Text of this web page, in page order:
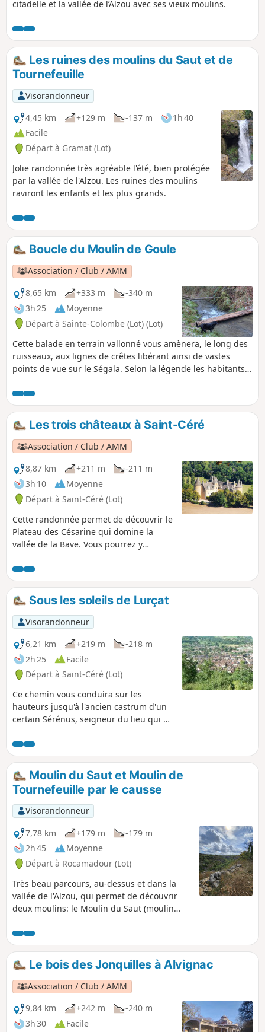
citadelle et la vallée de l’Alzou avec ses vieux moulins.
Les ruines des moulins du Saut et de
Tournefeuille
Visorandonneur
4,45 km
+129 m -137 m
1h 40
Facile
Départ à Gramat (Lot)
Jolie randonnée très agréable l'été, bien protégée
par la vallée de l'Alzou. Les ruines des moulins
raviront les enfants et les plus grands.
Boucle du Moulin de Goule
Association / Club / AMM
8,65 km
+333 m
-340 m
3h 25
Moyenne
Départ à Sainte-Colombe (Lot) (Lot)
Cette balade en terrain vallonné vous amènera, le long des
ruisseaux, aux lignes de crêtes libérant ainsi de vastes
points de vue sur le Ségala. Selon la légende les habitants
marteau dans le ciel. Une colombe l'attrapa en vol puis le
laissa tomber. La réponse était donc venue du ciel. L'image
de la colombe a souvent été reprise par la commune, elle
apparaît sur les vitraux portant un rameau ainsi que sur les
angles du clocher.
Les trois châteaux à Saint-Céré
Association / Club / AMM
8,87 km
+211 m
-211 m
3h 10
Moyenne
Départ à Saint-Céré (Lot)
Cette randonnée permet de découvrir le
Plateau des Césarine qui domine la
vallée de la Bave. Vous pourrez y
Les Tours de Saint-Laurent, Castelnau-
Bretenoux et Montal. Vous marcherez
entre Causse calcaire et Ségala, terre de
châtaigniers.
Sous les soleils de Lurçat
Visorandonneur
6,21 km
+219 m
-218 m
2h 25
Facile
Départ à Saint-Céré (Lot)
Ce chemin vous conduira sur les
hauteurs jusqu'à l'ancien castrum d'un
certain Sérénus, seigneur du lieu qui a
développé à ses pieds : Saint-Céré
Moulin du Saut et Moulin de
Tournefeuille par le causse
Visorandonneur
7,78 km
+179 m
-179 m
2h 45
Moyenne
Départ à Rocamadour (Lot)
Très beau parcours, au-dessus et dans la
vallée de l'Alzou, qui permet de découvrir
deux moulins: le Moulin du Saut (moulin
de Tournefeuille.
Le bois des Jonquilles à Alvignac
Association / Club / AMM
9,84 km
+242 m
-240 m
3h 30
Facile